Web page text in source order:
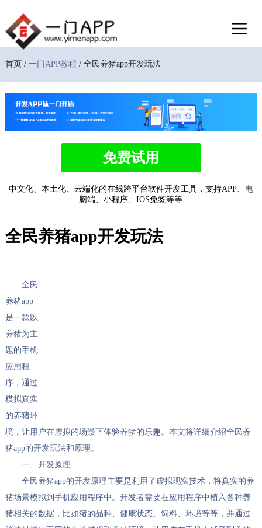
首页 / 一门APP教程 / 全民养猪app开发玩法
免费试用
中文化、本土化、云端化的在线跨平台软件开发工具，支持APP、电
脑端、小程序、IOS免签等等
全民养猪app开发玩法
全民
养猪app
是一款以
养猪为主
题的手机
应用程
序，通过
模拟真实
的养猪环
境，让用户在虚拟的场景下体验养猪的乐趣。本文将详细介绍全民养
猪app的开发玩法和原理。
一、开发原理
全民养猪app的开发原理主要是利用了虚拟现实技术，将真实的养
猪场景模拟到手机应用程序中。开发者需要在应用程序中植入各种养
猪相关的数据，比如猪的品种、健康状态、饲料、环境等等，并通过